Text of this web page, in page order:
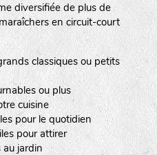
diversifiée de plus de
en circuit-court
classiques ou petits
ou plus
cuisine
pour le quotidien
pour attirer
au jardin